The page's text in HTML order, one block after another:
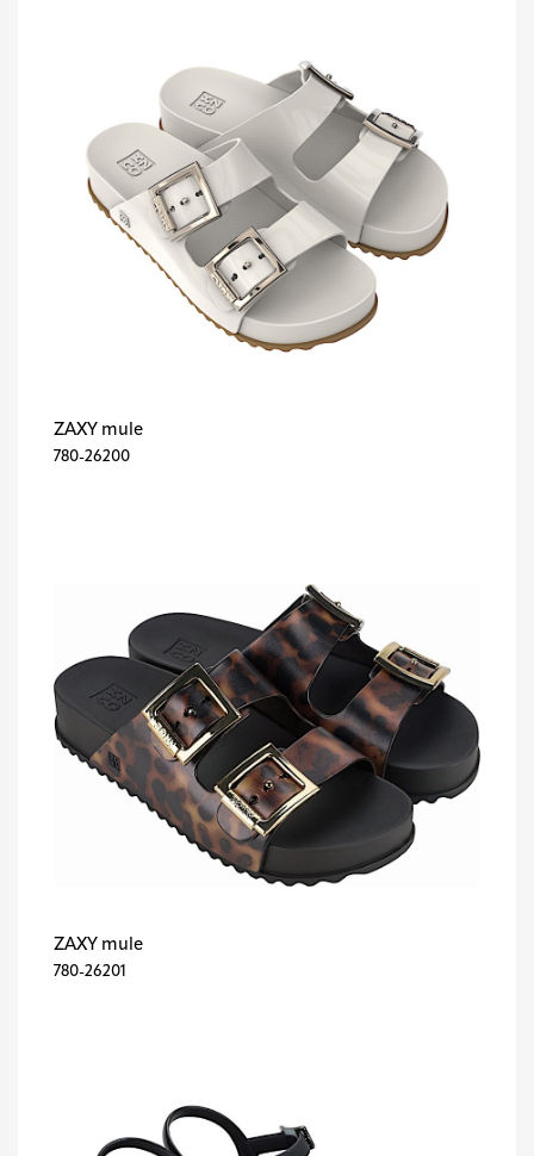
ZAXY mule
780-26200
ZAXY mule
780-26201